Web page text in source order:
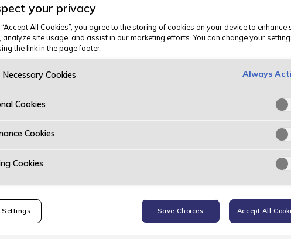
firehjulstrekk, og
Fra kun 2 890 kr/mnd. eks.mva.*
your privacy
All Cookies”, you agree to the storing of cookies on your device to enhance
analyze site usage, and assist in our marketing efforts. You can change your
the link in the page footer.
Cookies Always
Cookies
Cookies
Cookies
Settings Save Choices Accept All